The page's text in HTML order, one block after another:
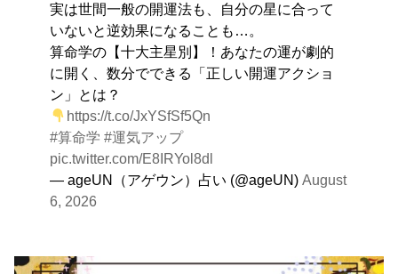
実は世間一般の開運法も、自分の星に合って
いないと逆効果になることも…。
算命学の【十大主星別】！あなたの運が劇的
に開く、数分でできる「正しい開運アクショ
ン」とは？
https://t.co/JxYSfSf5Qn
#算命学 #運気アップ
pic.twitter.com/E8IRYol8dl
— ageUN（アゲウン）占い (@ageUN)August
6, 2026